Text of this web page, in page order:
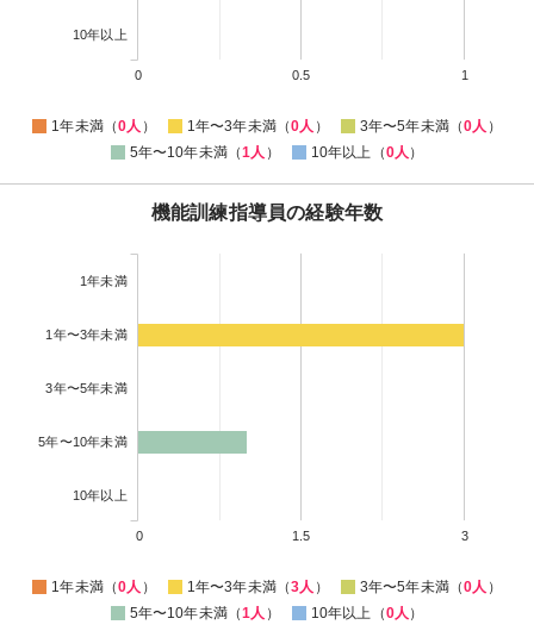
10年以上
0 0.5 1
1年未満（0人 ） 1年〜3年未満（0人 ） 3年〜5年未満（0人 ）
5年〜10年未満（1人 ） 10年以上（0人 ）
機能訓練指導員の経験年数
1年未満
1年〜3年未満
3年〜5年未満
5年〜10年未満
10年以上
0 1.5 3
1年未満（0人 ） 1年〜3年未満（3人 ） 3年〜5年未満（0人 ）
5年〜10年未満（1人 ） 10年以上（0人 ）